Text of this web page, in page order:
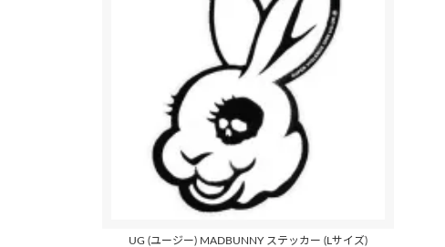
UG (ユージー) MADBUNNY ステッカー (Lサイズ)